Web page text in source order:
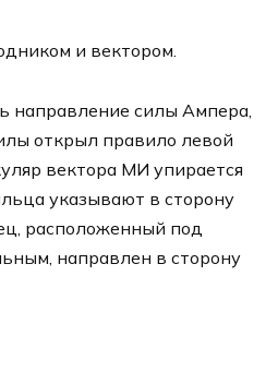
и вектором.
направление силы Ампера,
открыл правило левой
вектора МИ упирается
указывают в сторону
расположенный под
направлен в сторону